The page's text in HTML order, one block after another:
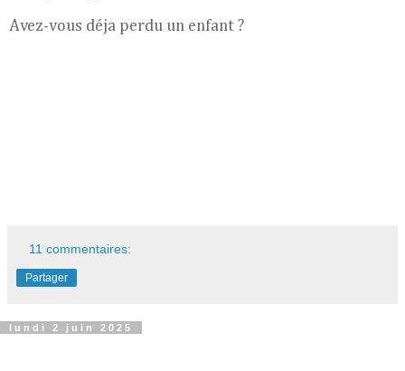
Avez-vous déja perdu un enfant ?
11 commentaires:
Partager
lundi 2 juin 2025